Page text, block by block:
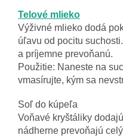
Telové mlieko
Výživné mlieko dodá
úľavu od pocitu
a príjemne prevoňanú.
Použitie: Naneste na
vmasírujte, kým sa
Soľ do kúpeľa
Voňavé kryštáliky
nádherne prevoňajú